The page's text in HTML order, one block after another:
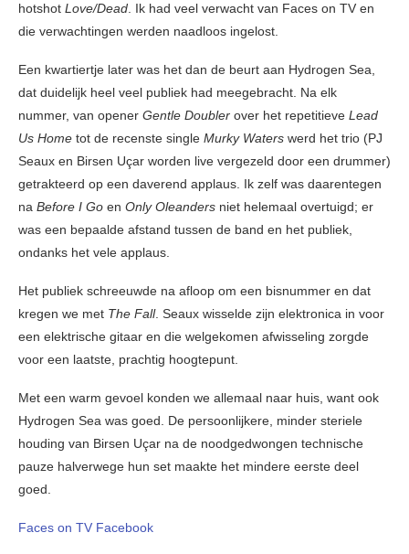
hotshot Love/Dead. Ik had veel verwacht van Faces on TV en
die verwachtingen werden naadloos ingelost.
Een kwartiertje later was het dan de beurt aan Hydrogen Sea,
dat duidelijk heel veel publiek had meegebracht. Na elk
nummer, van opener Gentle Doubler over het repetitieve Lead
Us Home tot de recenste single Murky Waters werd het trio (PJ
Seaux en Birsen Uçar worden live vergezeld door een drummer)
getrakteerd op een daverend applaus. Ik zelf was daarentegen
na Before I Go en Only Oleanders niet helemaal overtuigd; er
was een bepaalde afstand tussen de band en het publiek,
ondanks het vele applaus.
Het publiek schreeuwde na afloop om een bisnummer en dat
kregen we met The Fall. Seaux wisselde zijn elektronica in voor
een elektrische gitaar en die welgekomen afwisseling zorgde
voor een laatste, prachtig hoogtepunt.
Met een warm gevoel konden we allemaal naar huis, want ook
Hydrogen Sea was goed. De persoonlijkere, minder steriele
houding van Birsen Uçar na de noodgedwongen technische
pauze halverwege hun set maakte het mindere eerste deel
goed.
Faces on TV Facebook